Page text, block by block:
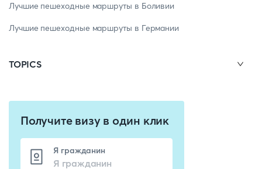
Лучшие пешеходные маршруты в Боливии
Лучшие пешеходные маршруты в Германии
TOPICS
Получите визу в один клик
Я гражданин